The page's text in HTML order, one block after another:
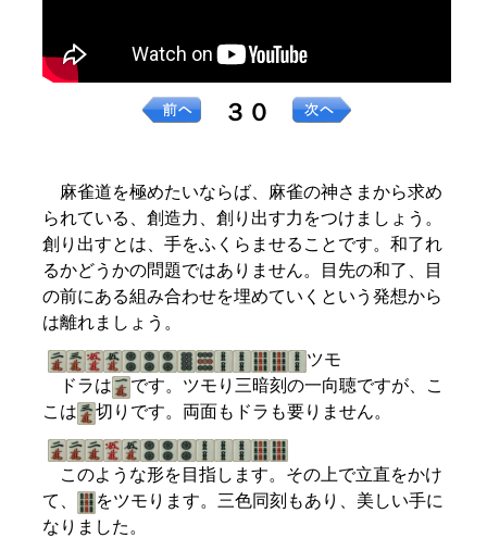
３０
麻雀道を極めたいならば、麻雀の神さまから求め
られている、創造力、創り出す力をつけましょう。
創り出すとは、手をふくらませることです。和了れ
るかどうかの問題ではありません。目先の和了、目
の前にある組み合わせを埋めていくという発想から
は離れましょう。
ツモ
ドラは
です。ツモり三暗刻の一向聴ですが、こ
こは
切りです。両面もドラも要りません。
このような形を目指します。その上で立直をかけ
て、
をツモります。三色同刻もあり、美しい手に
なりました。